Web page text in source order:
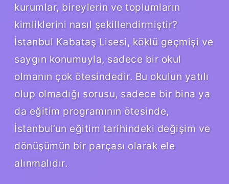
kurumlar, bireylerin ve toplumların
kimliklerini nasıl şekillendirmiştir?
İstanbul Kabataş Lisesi, köklü geçmişi ve
saygın konumuyla, sadece bir okul
olmanın çok ötesindedir. Bu okulun yatılı
olup olmadığı sorusu, sadece bir bina ya
da eğitim programının ötesinde,
İstanbul’un eğitim tarihindeki değişim ve
dönüşümün bir parçası olarak ele
alınmalıdır.